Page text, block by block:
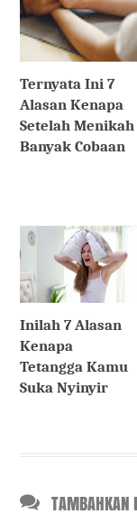
Ternyata Ini 7
Alasan Kenapa
Setelah Menikah
Banyak Cobaan
Inilah 7 Alasan
Kenapa
Tetangga Kamu
Suka Nyinyir
TAMBAHKAN